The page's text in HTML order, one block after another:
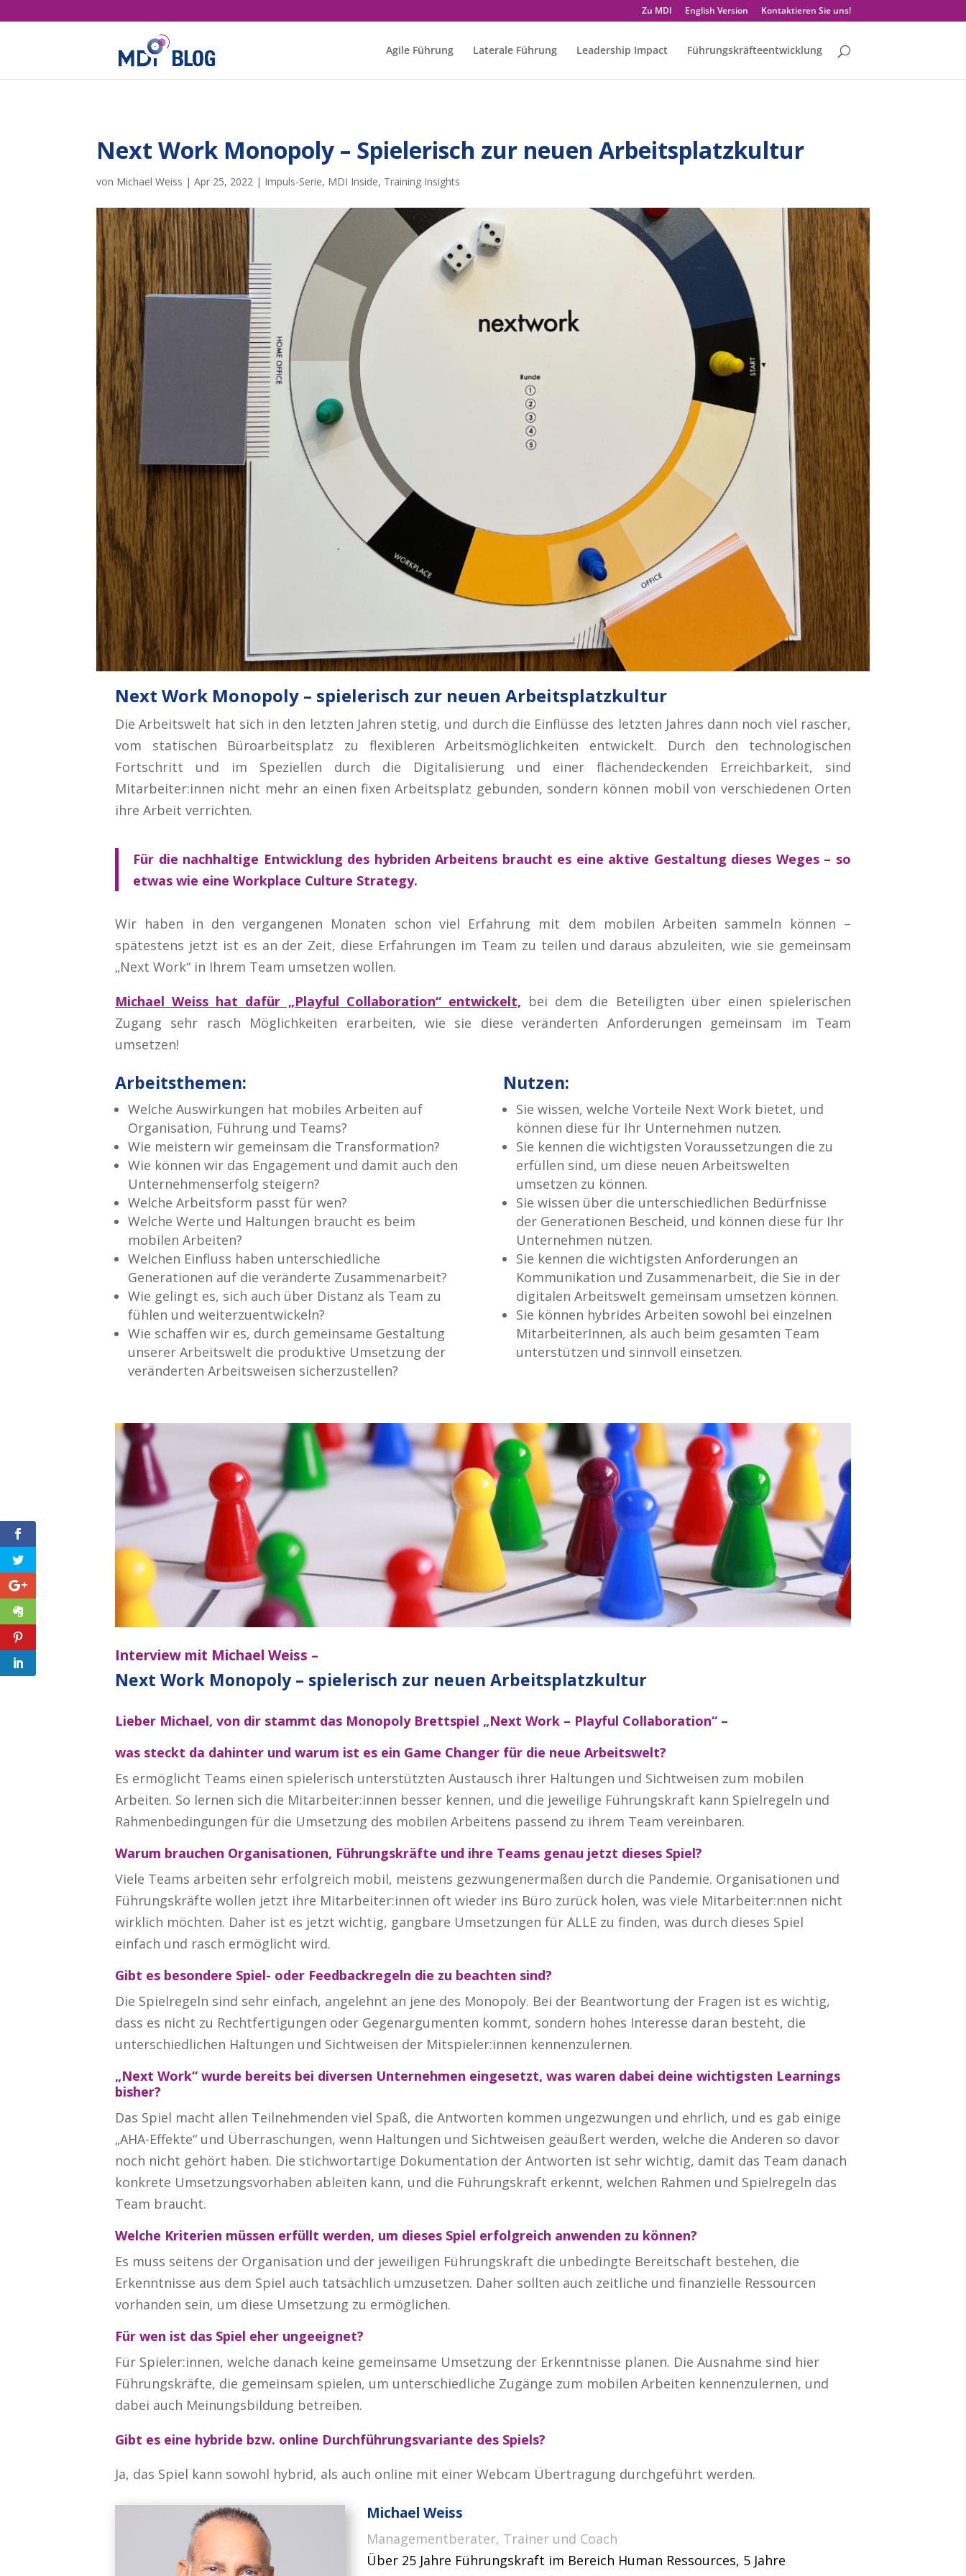
Zu MDI English Version Kontaktieren Sie uns!
Agile Führung Laterale Führung Leadership Impact Führungskräfteentwicklung
Next Work Monopoly – Spielerisch zur neuen Arbeitsplatzkultur
von Michael Weiss |Apr 25, 2022 | Impuls-Serie, MDI Inside, Training Insights
Next Work Monopoly – spielerisch zur neuen Arbeitsplatzkultur
Die Arbeitswelt hat sich in den letzten Jahren stetig, und durch die Einflüsse des letzten Jahres dann noch viel rascher,
vom statischen Büroarbeitsplatz zu flexibleren Arbeitsmöglichkeiten entwickelt. Durch den technologischen
Fortschritt und im Speziellen durch die Digitalisierung und einer flächendeckenden Erreichbarkeit, sind
Mitarbeiter:innen nicht mehr an einen fixen Arbeitsplatz gebunden, sondern können mobil von verschiedenen Orten
ihre Arbeit verrichten.
Für die nachhaltige Entwicklung des hybriden Arbeitens braucht es eine aktive Gestaltung dieses Weges – so
etwas wie eine Workplace Culture Strategy.
Wir haben in den vergangenen Monaten schon viel Erfahrung mit dem mobilen Arbeiten sammeln können –
spätestens jetzt ist es an der Zeit, diese Erfahrungen im Team zu teilen und daraus abzuleiten, wie sie gemeinsam
„Next Work“ in Ihrem Team umsetzen wollen.
Michael Weiss hat dafür „Playful Collaboration“ entwickelt, bei dem die Beteiligten über einen spielerischen
Zugang sehr rasch Möglichkeiten erarbeiten, wie sie diese veränderten Anforderungen gemeinsam im Team
umsetzen!
Arbeitsthemen:
Welche Auswirkungen hat mobiles Arbeiten auf
Organisation, Führung und Teams?
Wie meistern wir gemeinsam die Transformation?
Wie können wir das Engagement und damit auch den
Unternehmenserfolg steigern?
Welche Arbeitsform passt für wen?
Welche Werte und Haltungen braucht es beim
mobilen Arbeiten?
Welchen Einfluss haben unterschiedliche
Generationen auf die veränderte Zusammenarbeit?
Wie gelingt es, sich auch über Distanz als Team zu
fühlen und weiterzuentwickeln?
Wie schaffen wir es, durch gemeinsame Gestaltung
unserer Arbeitswelt die produktive Umsetzung der
veränderten Arbeitsweisen sicherzustellen?
Nutzen:
Sie wissen, welche Vorteile Next Work bietet, und
können diese für Ihr Unternehmen nutzen.
Sie kennen die wichtigsten Voraussetzungen die zu
erfüllen sind, um diese neuen Arbeitswelten
umsetzen zu können.
Sie wissen über die unterschiedlichen Bedürfnisse
der Generationen Bescheid, und können diese für Ihr
Unternehmen nützen.
Sie kennen die wichtigsten Anforderungen an
Kommunikation und Zusammenarbeit, die Sie in der
digitalen Arbeitswelt gemeinsam umsetzen können.
Sie können hybrides Arbeiten sowohl bei einzelnen
MitarbeiterInnen, als auch beim gesamten Team
unterstützen und sinnvoll einsetzen.
Interview mit Michael Weiss –
Next Work Monopoly – spielerisch zur neuen Arbeitsplatzkultur
Lieber Michael, von dir stammt das Monopoly Brettspiel „Next Work – Playful Collaboration“ –
was steckt da dahinter und warum ist es ein Game Changer für die neue Arbeitswelt?
Es ermöglicht Teams einen spielerisch unterstützten Austausch ihrer Haltungen und Sichtweisen zum mobilen
Arbeiten. So lernen sich die Mitarbeiter:innen besser kennen, und die jeweilige Führungskraft kann Spielregeln und
Rahmenbedingungen für die Umsetzung des mobilen Arbeitens passend zu ihrem Team vereinbaren.
Warum brauchen Organisationen, Führungskräfte und ihre Teams genau jetzt dieses Spiel?
Viele Teams arbeiten sehr erfolgreich mobil, meistens gezwungenermaßen durch die Pandemie. Organisationen und
Führungskräfte wollen jetzt ihre Mitarbeiter:innen oft wieder ins Büro zurück holen, was viele Mitarbeiter:nnen nicht
wirklich möchten. Daher ist es jetzt wichtig, gangbare Umsetzungen für ALLE zu finden, was durch dieses Spiel
einfach und rasch ermöglicht wird.
Gibt es besondere Spiel- oder Feedbackregeln die zu beachten sind?
Die Spielregeln sind sehr einfach, angelehnt an jene des Monopoly. Bei der Beantwortung der Fragen ist es wichtig,
dass es nicht zu Rechtfertigungen oder Gegenargumenten kommt, sondern hohes Interesse daran besteht, die
unterschiedlichen Haltungen und Sichtweisen der Mitspieler:innen kennenzulernen.
„Next Work“ wurde bereits bei diversen Unternehmen eingesetzt, was waren dabei deine wichtigsten Learnings
bisher?
Das Spiel macht allen Teilnehmenden viel Spaß, die Antworten kommen ungezwungen und ehrlich, und es gab einige
„AHA-Effekte“ und Überraschungen, wenn Haltungen und Sichtweisen geäußert werden, welche die Anderen so davor
noch nicht gehört haben. Die stichwortartige Dokumentation der Antworten ist sehr wichtig, damit das Team danach
konkrete Umsetzungsvorhaben ableiten kann, und die Führungskraft erkennt, welchen Rahmen und Spielregeln das
Team braucht.
Welche Kriterien müssen erfüllt werden, um dieses Spiel erfolgreich anwenden zu können?
Es muss seitens der Organisation und der jeweiligen Führungskraft die unbedingte Bereitschaft bestehen, die
Erkenntnisse aus dem Spiel auch tatsächlich umzusetzen. Daher sollten auch zeitliche und finanzielle Ressourcen
vorhanden sein, um diese Umsetzung zu ermöglichen.
Für wen ist das Spiel eher ungeeignet?
Für Spieler:innen, welche danach keine gemeinsame Umsetzung der Erkenntnisse planen. Die Ausnahme sind hier
Führungskräfte, die gemeinsam spielen, um unterschiedliche Zugänge zum mobilen Arbeiten kennenzulernen, und
dabei auch Meinungsbildung betreiben.
Gibt es eine hybride bzw. online Durchführungsvariante des Spiels?
Ja, das Spiel kann sowohl hybrid, als auch online mit einer Webcam Übertragung durchgeführt werden.
Michael Weiss
Managementberater, Trainer und Coach
Über 25 Jahre Führungskraft im Bereich Human Ressources, 5 Jahre